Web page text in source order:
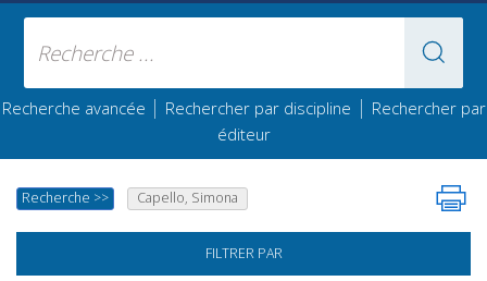
Recherche avancée | Rechercher par discipline | Rechercher par
éditeur
Recherche >> Capello, Simona
FILTRER PAR